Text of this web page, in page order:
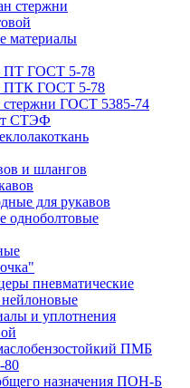
стержни
материалы
ПТ ГОСТ 5-78
ПТК ГОСТ 5-78
стержни ГОСТ 5385-74
СТЭФ
и шлангов
для рукавов
одноболтовые
пневматические
и уплотнения
ПМБ
80
назначения ПОН-Б